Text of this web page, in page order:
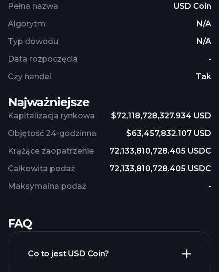
Pełna nazwa
USD Coin
Algorytm
N/A
Typ dowodu
N/A
Data rozpoczęcia
-
Czy handel
Tak
Najważniejsze
Kapitalizacja rynkowa
$72,118,728,327.934 USD
Objętość 24-godzinna
$63,457,832.107 USD
Krążące zaopatrzenie
72,133,810,728.405 USDC
Całkowita podaż
72,133,810,728.405 USDC
Maksymalna podaż
-
FAQ
Co to jest USD Coin?